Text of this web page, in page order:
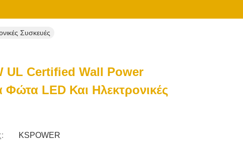
Συσκευές
UL Certified Wall Power
Φώτα LED Και Ηλεκτρονικές
KSPOWER